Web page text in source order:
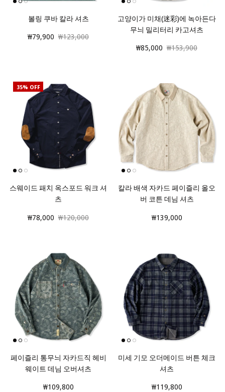
볼링 쿠바 칼라 셔츠
₩79,900 ₩123,000
고양이가 미채(迷彩)에 녹아든다
무늬 밀리터리 카고셔츠
₩85,000 ₩153,900
35% OFF
스웨이드 패치 옥스포드 워크 셔
츠
₩78,000 ₩120,000
칼라 배색 자카드 페이즐리 올오
버 코튼 데님 셔츠
₩139,000
페이즐리 통무늬 자카드직 헤비
웨이트 데님 오버셔츠
₩109,800
미세 기모 오더메이드 버튼 체크
셔츠
₩119,800